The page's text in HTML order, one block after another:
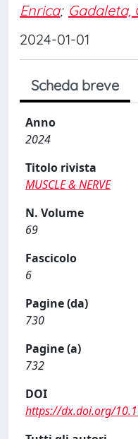
Enrica; Gadaleta,
2024-01-01
Scheda breve
Anno
2024
Titolo rivista
MUSCLE & NERVE
N. Volume
69
Fascicolo
6
Pagine (da)
730
Pagine (a)
732
DOI
https://dx.doi.org/